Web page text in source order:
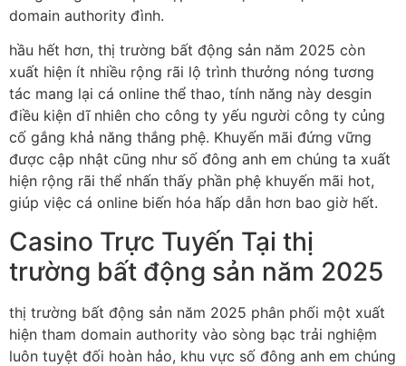
domain authority đình.
hầu hết hơn, thị trường bất động sản năm 2025 còn
xuất hiện ít nhiều rộng rãi lộ trình thưởng nóng tương
tác mang lại cá online thể thao, tính năng này desgin
điều kiện dĩ nhiên cho công ty yếu người công ty củng
cố gắng khả năng thắng phệ. Khuyến mãi đứng vững
được cập nhật cũng như số đông anh em chúng ta xuất
hiện rộng rãi thể nhấn thấy phần phệ khuyến mãi hot,
giúp việc cá online biến hóa hấp dẫn hơn bao giờ hết.
Casino Trực Tuyến Tại thị
trường bất động sản năm 2025
thị trường bất động sản năm 2025 phân phối một xuất
hiện tham domain authority vào sòng bạc trải nghiệm
luôn tuyệt đối hoàn hảo, khu vực số đông anh em chúng